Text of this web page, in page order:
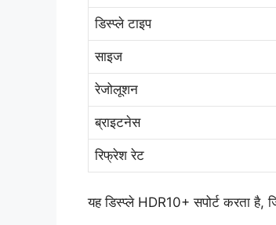
डिस्प्ले टाइप
साइज
रेजोलूशन
ब्राइटनेस
रिफ्रेश रेट
यह डिस्प्ले HDR10+ सपोर्ट करता है,